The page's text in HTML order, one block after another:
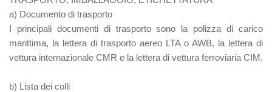
a) Documento di trasporto
I principali documenti di trasporto sono la polizza di carico
marittima, la lettera di trasporto aereo LTA o AWB, la lettera di
vettura internazionale CMR e la lettera di vettura ferroviaria CIM.
b) Lista dei colli